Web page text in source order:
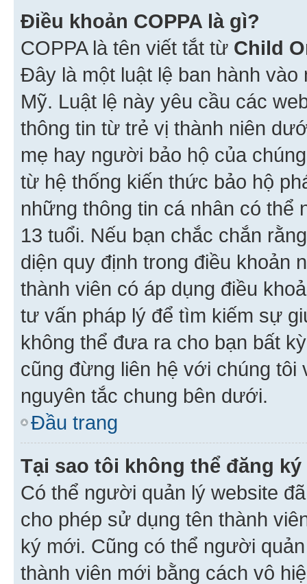
Điều khoản COPPA là gì?
COPPA là tên viết tắt từ Child
Đây là một luật lệ ban hành
Mỹ. Luật lệ này yêu cầu các
thông tin từ trẻ vị thành niên
mẹ hay người bảo hộ của
từ hệ thống kiến thức bảo hộ
những thông tin cá nhân có thể
13 tuổi. Nếu bạn chắc chắn
diện quy định trong điều khoản
thành viên có áp dụng điều
tư vấn pháp lý để tìm kiếm sự
không thể đưa ra cho bạn bất
cũng đừng liên hệ với chúng
nguyên tắc chung bên dưới.
Đầu trang
Tại sao tôi không thể đăng
Có thể người quản lý website
cho phép sử dụng tên thành
ký mới. Cũng có thể người
thành viên mới bằng cách vô